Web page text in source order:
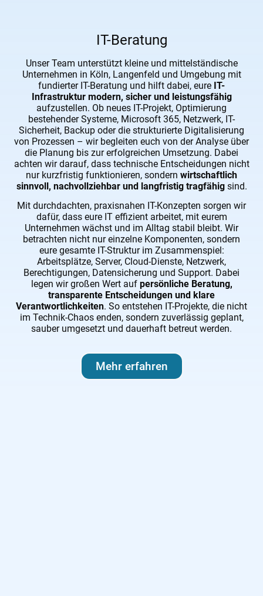
IT-Beratung
Unser Team unterstützt kleine und mittelständische
Unternehmen in Köln, Langenfeld und Umgebung mit
fundierter IT-Beratung und hilft dabei, eure IT-
Infrastruktur modern, sicher und leistungsfähig
aufzustellen. Ob neues IT-Projekt, Optimierung
bestehender Systeme, Microsoft 365, Netzwerk, IT-
Sicherheit, Backup oder die strukturierte Digitalisierung
von Prozessen – wir begleiten euch von der Analyse über
die Planung bis zur erfolgreichen Umsetzung. Dabei
achten wir darauf, dass technische Entscheidungen nicht
nur kurzfristig funktionieren, sondern wirtschaftlich
sinnvoll, nachvollziehbar und langfristig tragfähigsind.
Mit durchdachten, praxisnahen IT-Konzepten sorgen wir
dafür, dass eure IT effizient arbeitet, mit eurem
Unternehmen wächst und im Alltag stabil bleibt. Wir
betrachten nicht nur einzelne Komponenten, sondern
eure gesamte IT-Struktur im Zusammenspiel:
Arbeitsplätze, Server, Cloud-Dienste, Netzwerk,
Berechtigungen, Datensicherung und Support. Dabei
legen wir großen Wert auf persönliche Beratung,
transparente Entscheidungen und klare
Verantwortlichkeiten. So entstehen IT-Projekte, die nicht
im Technik-Chaos enden, sondern zuverlässig geplant,
sauber umgesetzt und dauerhaft betreut werden.
Mehr erfahren